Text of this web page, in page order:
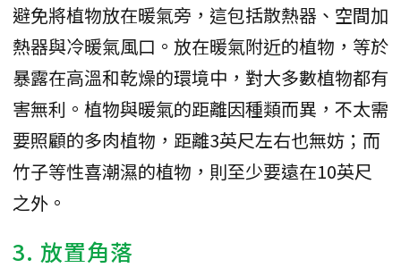
避免將植物放在暖氣旁，這包括散熱器、空間加
熱器與冷暖氣風口。放在暖氣附近的植物，等於
暴露在高溫和乾燥的環境中，對大多數植物都有
害無利。植物與暖氣的距離因種類而異，不太需
要照顧的多肉植物，距離3英尺左右也無妨；而
竹子等性喜潮濕的植物，則至少要遠在10英尺
之外。
3. 放置角落